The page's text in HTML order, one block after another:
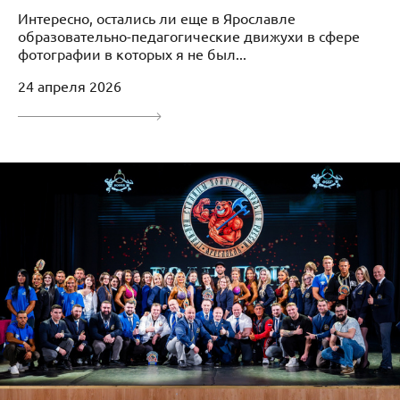
Интересно, остались ли еще в Ярославле
образовательно-педагогические движухи в сфере
фотографии в которых я не был...
24 апреля 2026